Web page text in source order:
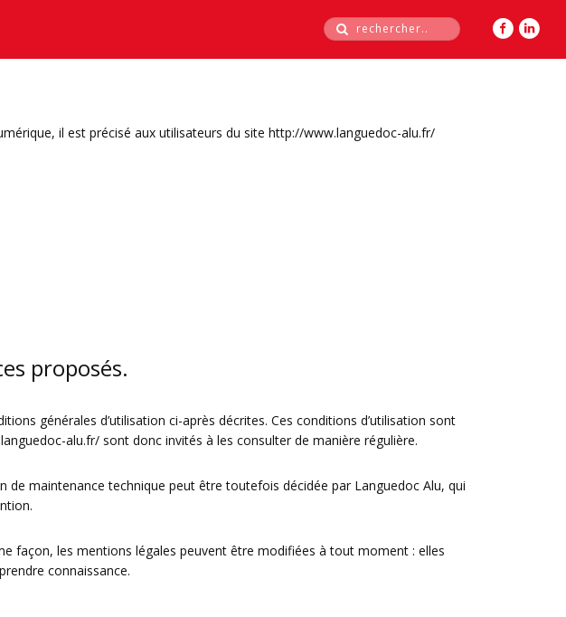
Formulaire de
il est précisé aux utilisateurs du site http://www.languedoc-alu.fr/
proposés.
générales d’utilisation ci-après décrites. Ces conditions d’utilisation sont
alu.fr/ sont donc invités à les consulter de manière régulière.
maintenance technique peut être toutefois décidée par Languedoc Alu, qui
façon, les mentions légales peuvent être modifiées à tout moment : elles
connaissance.